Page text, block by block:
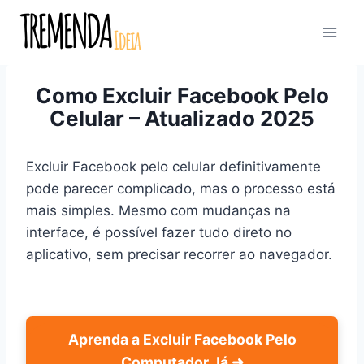
Pular
para
Como Excluir Facebook Pelo
Celular – Atualizado 2025
Excluir Facebook pelo celular definitivamente
pode parecer complicado, mas o processo está
mais simples. Mesmo com mudanças na
interface, é possível fazer tudo direto no
aplicativo, sem precisar recorrer ao navegador.
Aprenda a Excluir Facebook Pelo